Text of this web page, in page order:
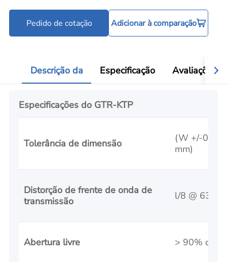
Pedido de cotação Adicionar à comparação
Descrição da Especificação Avaliações
Especificações do GTR-KTP
Tolerância de dimensão
(W +/-0,1
mm)
Distorção de frente de onda de
transmissão
l/8 @ 633
Abertura livre > 90% da